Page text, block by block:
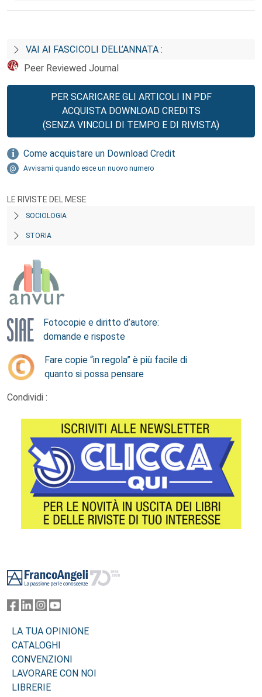
VAI AI FASCICOLI DELL’ANNATA :
Peer Reviewed Journal
PER SCARICARE GLI ARTICOLI IN PDF
ACQUISTA DOWNLOAD CREDITS
(SENZA VINCOLI DI TEMPO E DI RIVISTA)
Come acquistare un Download Credit
Avvisami quando esce un nuovo numero
LE RIVISTE DEL MESE
SOCIOLOGIA
STORIA
Fotocopie e diritto d’autore:
domande e risposte
Fare copie “in regola” è più facile di
quanto si possa pensare
Condividi :
LA TUA OPINIONE
CATALOGHI
CONVENZIONI
LAVORARE CON NOI
LIBRERIE